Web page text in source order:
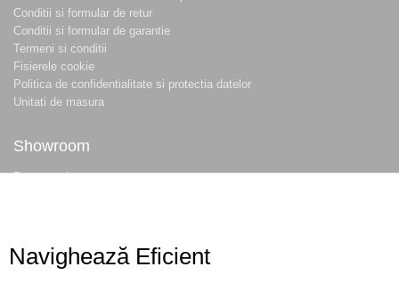
Conditii si formular de retur
Conditii si formular de garantie
Termeni si conditii
Fisierele cookie
Politica de confidentialitate si protectia datelor
Unitati de masura
Showroom
Despre noi
Navighează Eficient